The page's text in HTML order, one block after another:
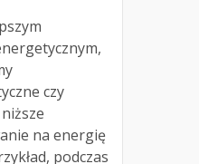
czy
na energię
podczas